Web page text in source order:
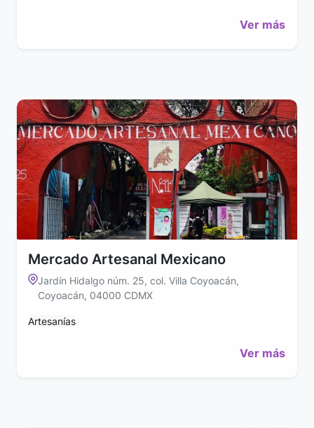
Ver más
Mercado Artesanal Mexicano
Jardín Hidalgo núm. 25, col. Villa Coyoacán,
Coyoacán, 04000 CDMX
Artesanías
Ver más